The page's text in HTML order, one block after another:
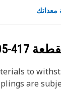
معداتك
417-3505
to
are